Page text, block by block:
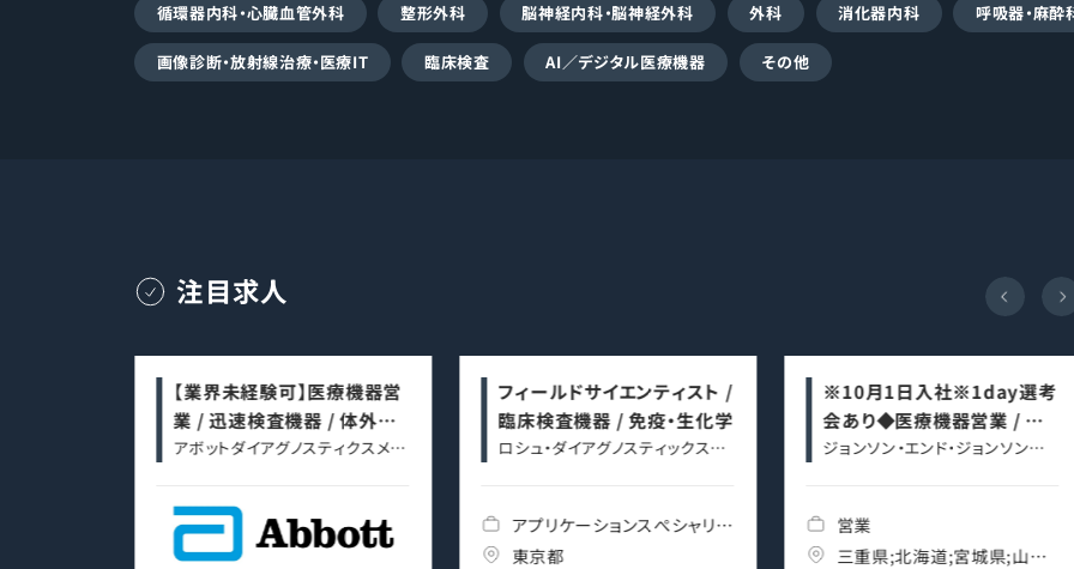
循環器内科・心臓血管外科 整形外科 脳神経内科・脳神経外科 外科 消化器内科 呼吸器・麻酔
画像診断・放射線治療・医療IT 臨床検査 AI／デジタル医療機器 その他
注目求人
【業界未経験可】医療機器営
業 / 迅速検査機器 / 体外診
断薬
アボットダイアグノスティクスメデ
フィールドサイエンティスト /
臨床検査機器 / 免疫・生化学
ロシュ・ダイアグノスティックス株
アプリケーションスぺシャリス
ト
東京都
※10月1日入社※1day選考
会あり◆医療機器営業 / サ
ージェリー事業本部
ジョンソン・エンド・ジョンソン株
営業
三重県;北海道;宮城県;山口